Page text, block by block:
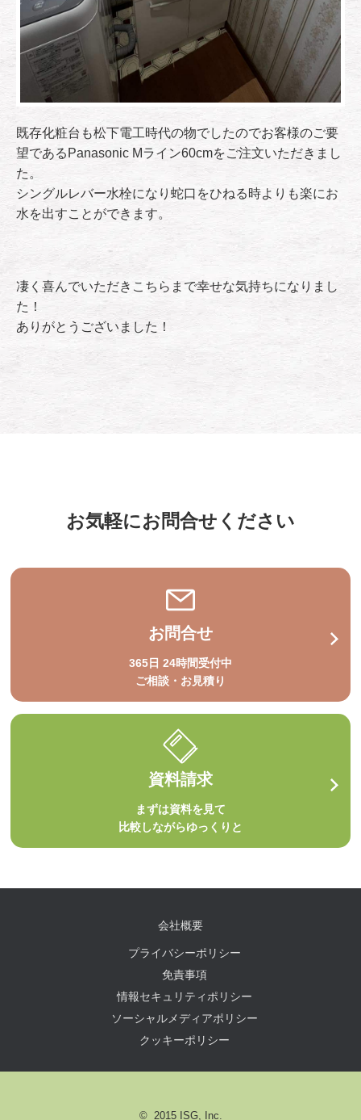
既存化粧台も松下電工時代の物でしたのでお客様のご要
望であるPanasonic Mライン60cmをご注文いただきまし
た。
シングルレバー水栓になり蛇口をひねる時よりも楽にお
水を出すことができます。
凄く喜んでいただきこちらまで幸せな気持ちになりまし
た！
ありがとうございました！
お気軽にお問合せください
お問合せ
365日 24時間受付中
ご相談・お見積り
資料請求
まずは資料を見て
比較しながらゆっくりと
会社概要
プライバシーポリシー
免責事項
情報セキュリティポリシー
ソーシャルメディアポリシー
クッキーポリシー
© 2015 ISG, Inc.